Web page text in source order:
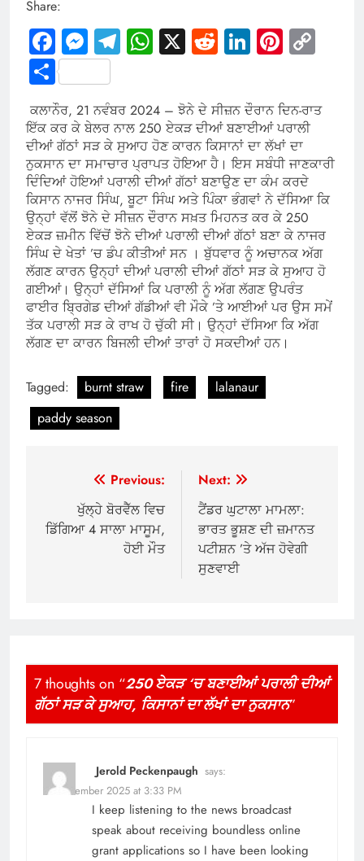
Share:
Facebook
Messenger
Telegram
WhatsApp
X RedditLinkedIn
Share
ਕਲਾਨੌਰ, 21 ਨਵੰਬਰ 2024 – ਝੋਨੇ ਦੇ ਸੀਜ਼ਨ ਦੌਰਾਨ ਦਿਨ-ਰਾਤ
ਇੱਕ ਕਰ ਕੇ ਬੇਲਰ ਨਾਲ 250 ਏਕੜ ਦੀਆਂ ਬਣਾਈਆਂ ਪਰਾਲੀ
ਦੀਆਂ ਗੱਠਾਂ ਸੜ ਕੇ ਸੁਆਹ ਹੋਣ ਕਾਰਨ ਕਿਸਾਨਾਂ ਦਾ ਲੱਖਾਂ ਦਾ
ਨੁਕਸਾਨ ਦਾ ਸਮਾਚਾਰ ਪ੍ਰਾਪਤ ਹੋਇਆ ਹੈ। ਇਸ ਸਬੰਧੀ ਜਾਣਕਾਰੀ
ਦਿੰਦਿਆਂ ਹੋਇਆਂ ਪਰਾਲੀ ਦੀਆਂ ਗੱਠਾਂ ਬਣਾਉਣ ਦਾ ਕੰਮ ਕਰਦੇ
ਕਿਸਾਨ ਨਾਜਰ ਸਿੰਘ, ਬੂਟਾ ਸਿੰਘ ਅਤੇ ਪਿੰਕਾ ਭੰਗਵਾਂ ਨੇ ਦੱਸਿਆ ਕਿ
ਉਨ੍ਹਾਂ ਵੱਲੋਂ ਝੋਨੇ ਦੇ ਸੀਜ਼ਨ ਦੌਰਾਨ ਸਖ਼ਤ ਮਿਹਨਤ ਕਰ ਕੇ 250
ਏਕੜ ਜ਼ਮੀਨ ਵਿੱਚੋਂ ਝੋਨੇ ਦੀਆਂ ਪਰਾਲੀ ਦੀਆਂ ਗੱਠਾਂ ਬਣਾ ਕੇ ਨਾਜਰ
ਸਿੰਘ ਦੇ ਖੇਤਾਂ ’ਚ ਡੰਪ ਕੀਤੀਆਂ ਸਨ । ਬੁੱਧਵਾਰ ਨੂੰ ਅਚਾਨਕ ਅੱਗ
ਲੱਗਣ ਕਾਰਨ ਉਨ੍ਹਾਂ ਦੀਆਂ ਪਰਾਲੀ ਦੀਆਂ ਗੱਠਾਂ ਸੜ ਕੇ ਸੁਆਹ ਹੋ
ਗਈਆਂ। ਉਨ੍ਹਾਂ ਦੱਸਿਆਂ ਕਿ ਪਰਾਲੀ ਨੂੰ ਅੱਗ ਲੱਗਣ ਉਪਰੰਤ
ਫਾਈਰ ਬ੍ਰਿਗੇਡ ਦੀਆਂ ਗੱਡੀਆਂ ਵੀ ਮੌਕੇ ’ਤੇ ਆਈਆਂ ਪਰ ਉਸ ਸਮੇਂ
ਤੱਕ ਪਰਾਲੀ ਸੜ ਕੇ ਰਾਖ ਹੋ ਚੁੱਕੀ ਸੀ। ਉਨ੍ਹਾਂ ਦੱਸਿਆ ਕਿ ਅੱਗ
ਲੱਗਣ ਦਾ ਕਾਰਨ ਬਿਜਲੀ ਦੀਆਂ ਤਾਰਾਂ ਹੋ ਸਕਦੀਆਂ ਹਨ।
Tagged: burnt straw fire
lalanaur
paddy season
navigation
Previous:
ਖੁੱਲ੍ਹੇ ਬੋਰਵੈੱਲ ਵਿਚ
ਡਿੱਗਿਆ 4 ਸਾਲਾ ਮਾਸੂਮ,
ਹੋਈ ਮੌਤ
Next:
ਟੈਂਡਰ ਘੁਟਾਲਾ ਮਾਮਲਾ:
ਭਾਰਤ ਭੂਸ਼ਣ ਦੀ ਜ਼ਮਾਨਤ
ਪਟੀਸ਼ਨ ’ਤੇ ਅੱਜ ਹੋਵੇਗੀ
ਸੁਣਵਾਈ
7 thoughts on “250 ਏਕੜ ‘ਚ ਬਣਾਈਆਂ ਪਰਾਲੀ ਦੀਆਂ
ਗੱਠਾਂ ਸੜ ਕੇ ਸੁਆਹ, ਕਿਸਾਨਾਂ ਦਾ ਲੱਖਾਂ ਦਾ ਨੁਕਸਾਨ”
Jerold Peckenpaugh says:
16 December 2025 at 3:33 PM
I keep listening to the news broadcast
speak about receiving boundless online
grant applications so I have been looking